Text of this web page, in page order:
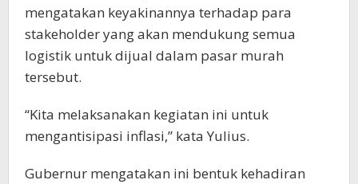
mengatakan keyakinannya terhadap para
stakeholder yang akan mendukung semua
logistik untuk dijual dalam pasar murah
tersebut.
“Kita melaksanakan kegiatan ini untuk
mengantisipasi inflasi,” kata Yulius.
Gubernur mengatakan ini bentuk kehadiran